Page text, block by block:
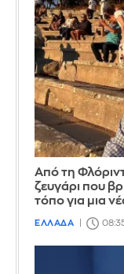
Από τη
ζευγάρι που
τόπο για μια
ΕΛΛΑΔΑ